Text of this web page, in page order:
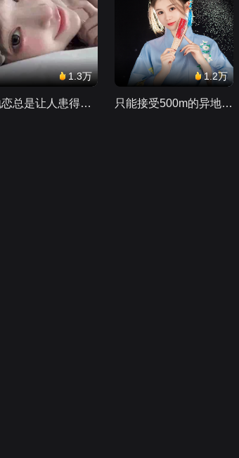
1.3万
异地恋总是让人患得患失。。。
1.2万
只能接受500m的异地恋，电动车没电了......